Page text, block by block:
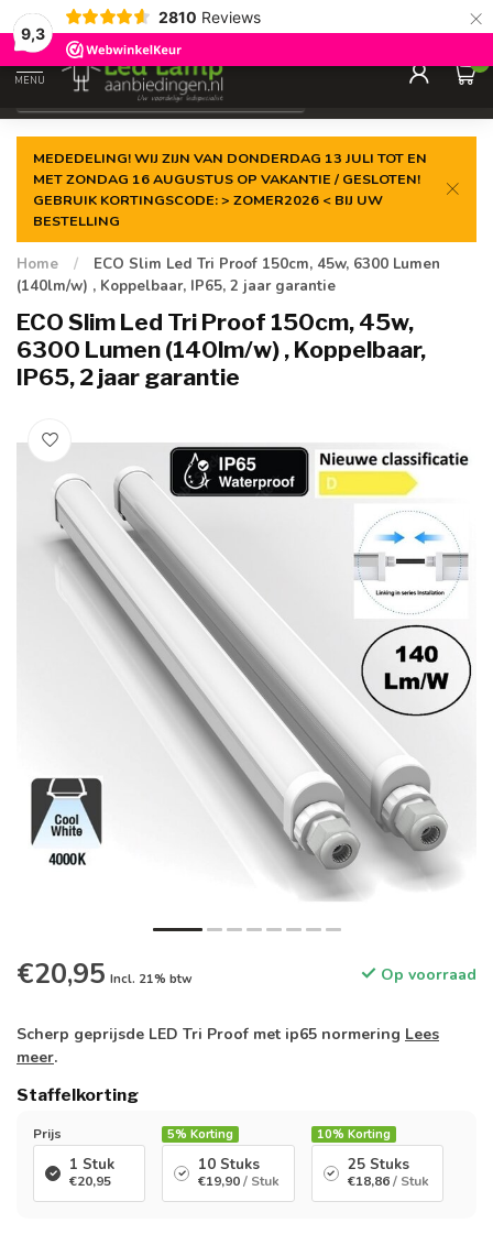
9,3
2810 Reviews ×
Gegarandeerde delaagste prijs
MENU
0
MEDEDELING! WIJ ZIJN VAN DONDERDAG 13 JULI TOT EN
MET ZONDAG 16 AUGUSTUS OP VAKANTIE / GESLOTEN!
GEBRUIK KORTINGSCODE: > ZOMER2026 < BIJ UW
BESTELLING
Home /
ECO Slim Led Tri Proof 150cm, 45w, 6300 Lumen
(140lm/w) , Koppelbaar, IP65, 2 jaar garantie
ECO Slim Led Tri Proof 150cm, 45w,
6300 Lumen (140lm/w) , Koppelbaar,
IP65, 2 jaar garantie
€20,95 Incl. 21% btw Op voorraad
Scherp geprijsde LED Tri Proof met ip65 normering Lees
meer.
Staffelkorting
Prijs
1 Stuk
€20,95
5%Korting
10 Stuks
€19,90 / Stuk
10%Korting
25 Stuks
€18,86 / Stuk